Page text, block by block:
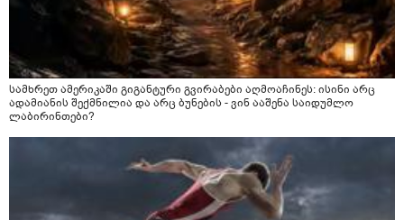
სამხრეთ ამერიკაში გიგანტური გვირაბები აღმოაჩინეს: ისინი არც
ადამიანის შექმნილია და არც ბუნების - ვინ ააშენა საიდუმლო
ლაბირინთები?